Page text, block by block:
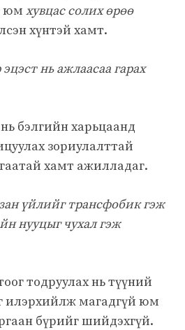
юм хувцас солих өрөө
хүнтэй хамт.
нь ажлаасаа гарах
бэлгийн харьцаанд
зориулалттай
хамт ажилладаг.
үйлийг трансфобик гэж
нууцыг чухал гэж
тодруулах нь түүний
илэрхийлж магадгүй юм
бүрийг шийдэхгүй.